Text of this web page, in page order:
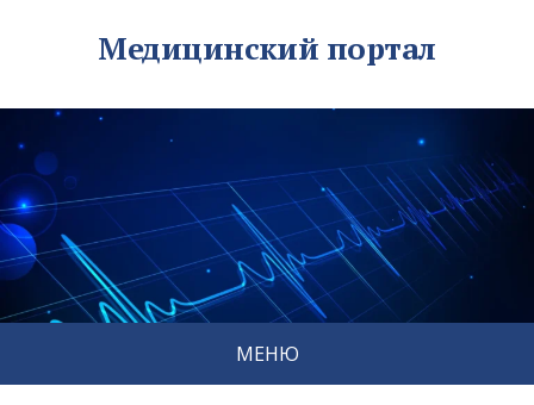
Медицинский портал
МЕНЮ